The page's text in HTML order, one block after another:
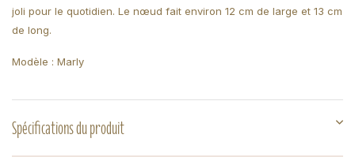
joli pour le quotidien. Le nœud fait environ 12 cm de large et 13 cm
de long.
Modèle : Marly
Spécifications du produit